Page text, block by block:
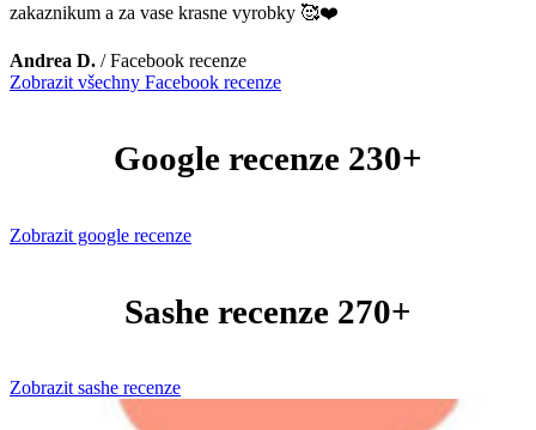
zakaznikum a za vase krasne vyrobky 🥰❤️
Andrea D. /Facebook recenze
Zobrazit všechny Facebook recenze
Google recenze 230+
Zobrazit google recenze
Sashe recenze 270+
Zobrazit sashe recenze